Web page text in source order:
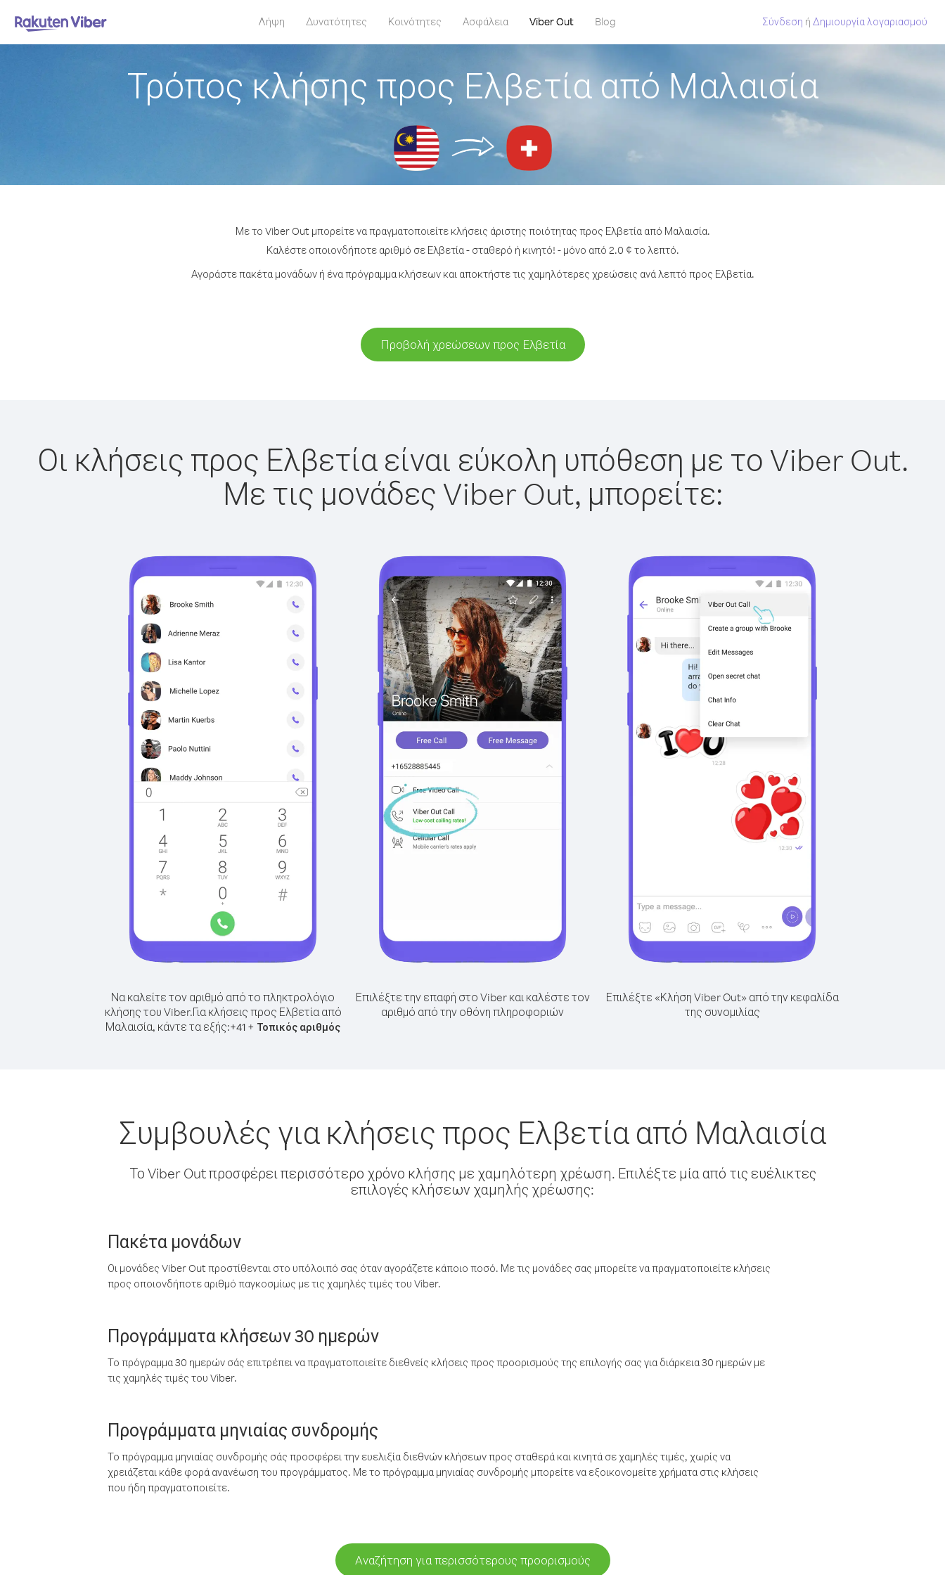
Λήψη Δυνατότητες Κοινότητες Ασφάλεια Viber Out Blog Σύνδεση ή Δημιουργία λογαριασμού
Τρόπος κλήσης προς Ελβετία από Μαλαισία
Με το Viber Out μπορείτε να πραγματοποιείτε κλήσεις άριστης ποιότητας προς Ελβετία από Μαλαισία.
Καλέστε οποιονδήποτε αριθμό σε Ελβετία - σταθερό ή κινητό! - μόνο από 2.0 ¢ το λεπτό.
Αγοράστε πακέτα μονάδων ή ένα πρόγραμμα κλήσεων και αποκτήστε τις χαμηλότερες χρεώσεις ανά λεπτό προς Ελβετία.
Προβολή χρεώσεων προς Ελβετία
Οι κλήσεις προς Ελβετία είναι εύκολη υπόθεση με το Viber Out.
Με τις μονάδες Viber Out, μπορείτε:
Να καλείτε τον αριθμό από το πληκτρολόγιο
κλήσης του Viber.Για κλήσεις προς Ελβετία από
Μαλαισία, κάντε τα εξής:+41 + Τοπικός αριθμός
Επιλέξτε την επαφή στο Viber και καλέστε τον
αριθμό από την οθόνη πληροφοριών
Επιλέξτε «Κλήση Viber Out» από την κεφαλίδα
της συνομιλίας
Συμβουλές για κλήσεις προς Ελβετία από Μαλαισία
Το Viber Out προσφέρει περισσότερο χρόνο κλήσης με χαμηλότερη χρέωση. Επιλέξτε μία από τις ευέλικτες
επιλογές κλήσεων χαμηλής χρέωσης:
Πακέτα μονάδων
Οι μονάδες Viber Out προστίθενται στο υπόλοιπό σας όταν αγοράζετε κάποιο ποσό. Με τις μονάδες σας μπορείτε να πραγματοποιείτε κλήσεις
προς οποιονδήποτε αριθμό παγκοσμίως με τις χαμηλές τιμές του Viber.
Προγράμματα κλήσεων 30 ημερών
Το πρόγραμμα 30 ημερών σάς επιτρέπει να πραγματοποιείτε διεθνείς κλήσεις προς προορισμούς της επιλογής σας για διάρκεια 30 ημερών με
τις χαμηλές τιμές του Viber.
Προγράμματα μηνιαίας συνδρομής
Το πρόγραμμα μηνιαίας συνδρομής σάς προσφέρει την ευελιξία διεθνών κλήσεων προς σταθερά και κινητά σε χαμηλές τιμές, χωρίς να
χρειάζεται κάθε φορά ανανέωση του προγράμματος. Με το πρόγραμμα μηνιαίας συνδρομής μπορείτε να εξοικονομείτε χρήματα στις κλήσεις
που ήδη πραγματοποιείτε.
Αναζήτηση για περισσότερους προορισμούς